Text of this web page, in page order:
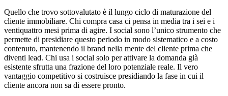
Quello che trovo sottovalutato è il lungo ciclo di maturazione del
cliente immobiliare. Chi compra casa ci pensa in media tra i sei e i
ventiquattro mesi prima di agire. I social sono l’unico strumento che
permette di presidiare questo periodo in modo sistematico e a costo
contenuto, mantenendo il brand nella mente del cliente prima che
diventi lead. Chi usa i social solo per attivare la domanda già
esistente sfrutta una frazione del loro potenziale reale. Il vero
vantaggio competitivo si costruisce presidiando la fase in cui il
cliente ancora non sa di essere pronto.